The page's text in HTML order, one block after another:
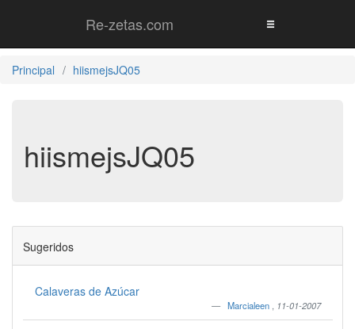
Re-zetas.com
Principal hiismejsJQ05
hiismejsJQ05
Sugeridos
Calaveras de Azúcar
Marcialeen 11-01-2007